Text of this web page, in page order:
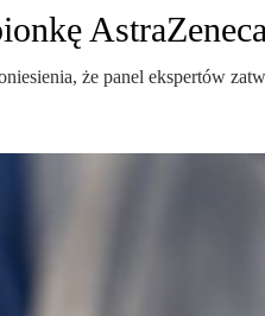
że panel ekspertów